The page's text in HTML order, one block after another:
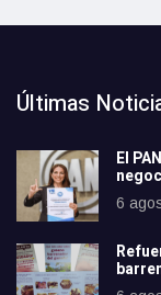
Últimas
El
6